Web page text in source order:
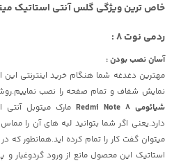
خاص ترین ویژگی گلس آنتی استاتیک
ردمی نوت 8 :
آسان نصب بودن :
مهترین دغدغه شما هنگام خرید اینترنتی
نمایش شفاف و تمام صفحه را نصب
شیائومی Redmi Note 8
مارک میتوبل
دارد.یعنی اگر شما بتوانید لبه های آن را
میتوان گفت کار را تمام کرده اید.همانطور که
استاتیک این محصول مانع از ورود گردوغبار و